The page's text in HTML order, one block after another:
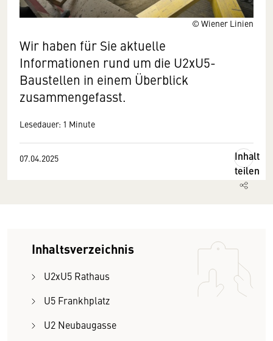
© Wiener Linien
Wir haben für Sie aktuelle
Informationen rund um die U2xU5-
Baustellen in einem Überblick
zusammengefasst.
Lesedauer: 1 Minute
07.04.2025
Inhalt
teilen
Inhaltsverzeichnis
U2xU5 Rathaus
U5 Frankhplatz
U2 Neubaugasse